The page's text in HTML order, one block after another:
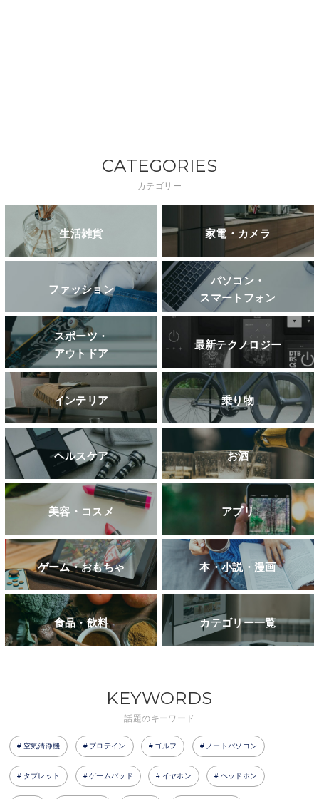
CATEGORIES
カテゴリー
生活雑貨 家電・カメラ
ファッション
パソコン・
スマートフォン
スポーツ・
アウトドア
最新テクノロジー
インテリア 乗り物
ヘルスケア お酒
美容・コスメ アプリ
ゲーム・おもちゃ 本・小説・漫画
食品・飲料 カテゴリー一覧
KEYWORDS
話題のキーワード
空気清浄機 プロテイン ゴルフ ノートパソコン
タブレット ゲームパッド イヤホン ヘッドホン